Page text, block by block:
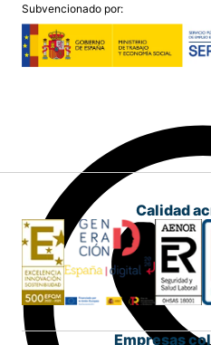
Subvencionado por:
Calidad
Empresas